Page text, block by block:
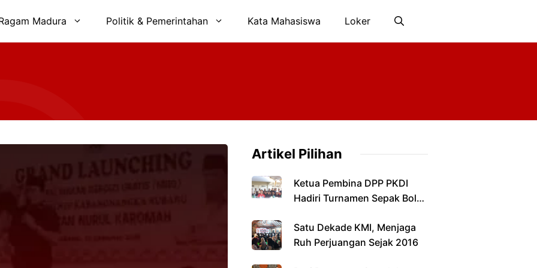
Madura Politik & Pemerintahan Kata Mahasiswa Loker
Artikel Pilihan
Ketua Pembina DPP PKDI
Hadiri Turnamen Sepak Bola
Pamekasan
Satu Dekade KMI, Menjaga
Ruh Perjuangan Sejak 2016